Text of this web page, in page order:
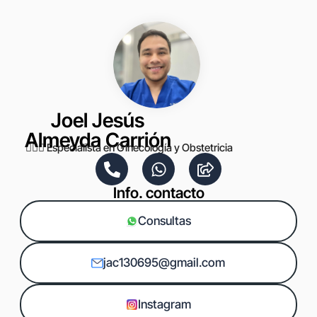
Joel Jesús
Almeyda Carrión
👨🏼‍⚕️ Especialista en Ginecología y Obstetricia
Info. contacto
Consultas
jac130695@gmail.com
Instagram